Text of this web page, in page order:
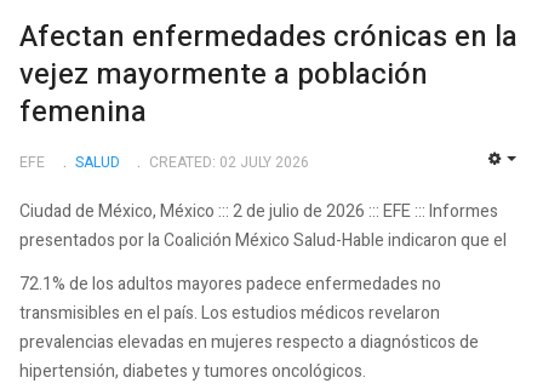
Afectan enfermedades crónicas en la
vejez mayormente a población
femenina
EFE SALUD CREATED: 02 JULY 2026
Ciudad de México, México ::: 2 de julio de 2026 ::: EFE ::: Informes
presentados por la Coalición México Salud-Hable indicaron que el
72.1% de los adultos mayores padece enfermedades no
transmisibles en el país. Los estudios médicos revelaron
prevalencias elevadas en mujeres respecto a diagnósticos de
hipertensión, diabetes y tumores oncológicos.